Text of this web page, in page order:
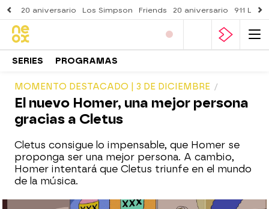
20 aniversario Los Simpson Friends 20 aniversario 911
SERIES PROGRAMAS
MOMENTO DESTACADO | 3 DE DICIEMBRE
El nuevo Homer, una mejor persona
gracias a Cletus
Cletus consigue lo impensable, que Homer se
proponga ser una mejor persona. A cambio,
Homer intentará que Cletus triunfe en el mundo
de la música.